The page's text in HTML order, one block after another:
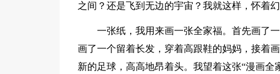
之间？还是飞到无边的宇宙？我就这样，怀着幻
一张纸，我用来画一张全家福。首先画了
画了一个留着长发，穿着高跟鞋的妈妈，接着
新的足球，高高地昂着头。我望着这张“漫画全